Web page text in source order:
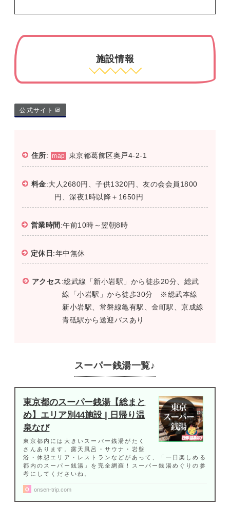
施設情報
公式サイト
住所: map 東京都葛飾区奥戸4-2-1
料金:大人2680円、子供1320円、友の会会員1800
円、深夜1時以降＋1650円
営業時間 :午前10時～翌朝8時
定休日 :年中無休
アクセス:総武線「新小岩駅」から徒歩20分、総武
線「小岩駅」から徒歩30分 ※総武本線
新小岩駅、常磐線亀有駅、金町駅、京成線
青砥駅から送迎バスあり
スーパー銭湯一覧♪
東京都のスーパー銭湯【総まと
め】エリア別44施設 | 日帰り温
泉なび
東京都内には大きいスーパー銭湯がたく
さんあります。露天風呂・サウナ・岩盤
浴・休憩エリア・レストランなどがあって、「一日楽しめる
都内のスーパー銭湯」を完全網羅！スーパー銭湯めぐりの参
考にしてくださいね。
onsen-trip.com